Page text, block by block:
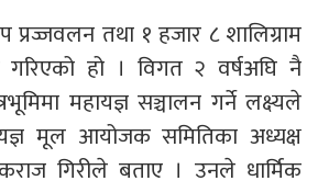
प्रज्जवलन तथा १ हजार ८ शालिग्राम
गरिएको हो । विगत २ वर्षअघि नै
महायज्ञ सञ्चालन गर्ने लक्ष्यले
मूल आयोजक समितिका अध्यक्ष
गिरीले बताए । उनले धार्मिक